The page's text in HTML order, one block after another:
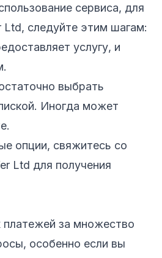
сервиса, для
Ltd, следуйте этим шагам:
услугу, и
выбрать
Иногда может
опции, свяжитесь со
Ltd для получения
платежей за множество
особенно если вы